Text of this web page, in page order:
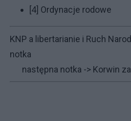
[4] Ordynacje rodowe
KNP a libertarianie i Ruch
notka
następna notka -> Korwin